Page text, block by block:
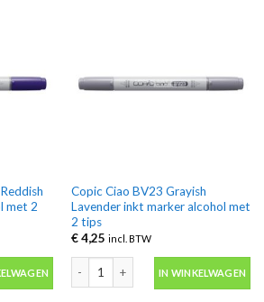
met 2
Blue inkt marker alcohol met 2 tips aantal
Copic Ciao BV23 Grayish
Lavender inkt marker alcohol met
2 tips
€4,25 incl. BTW
Copic Ciao BV23 Grayish Lavender
IN WINKELWAGEN